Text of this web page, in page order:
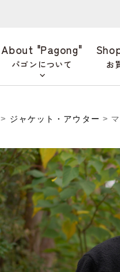
About "Pagong"
パゴンについて お
> ジャケット・アウター >